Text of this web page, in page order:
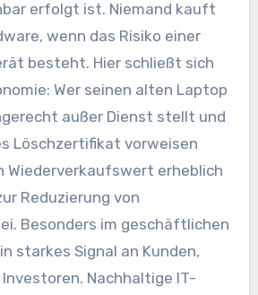
erfolgt ist. Niemand kauft
wenn das Risiko einer
besteht. Hier schließt sich
Wer seinen alten Laptop
außer Dienst stellt und
Löschzertifikat vorweisen
Wiederverkaufswert erheblich
Reduzierung von
Besonders im geschäftlichen
starkes Signal an Kunden,
Nachhaltige IT-